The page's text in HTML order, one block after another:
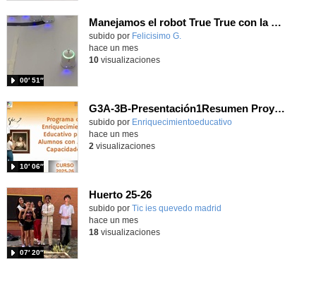
Manejamos el robot True True con la app y hacemos carreras
Contenido educativo.
subido por Felicisimo G.
00′ 51″
hace un mes
10visualizaciones
G3A-3B-Presentación1Resumen Proyecto anual 25-26
Contenido educativo.
subido por Enriquecimientoeducativo
10′ 06″
-
hace un mes
2 visualizaciones
Huerto 25-26
subido por Tic ies quevedo madrid
07′ 20″
hace un mes
18visualizaciones